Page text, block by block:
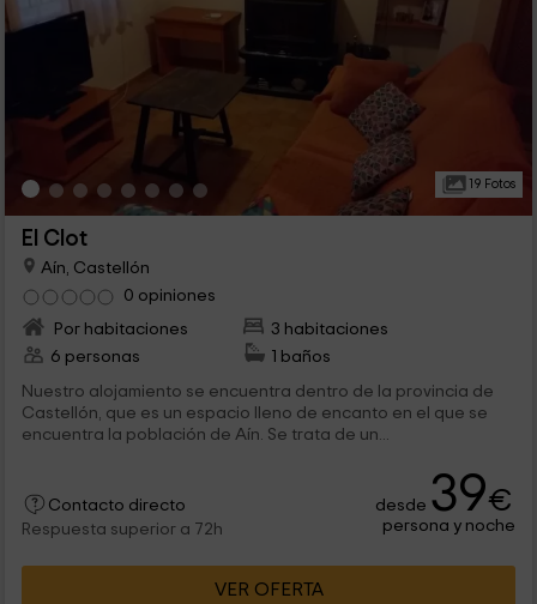
19 Fotos
El Clot
Aín, Castellón
0 opiniones
Por habitaciones
3 habitaciones
6 personas
1 baños
Nuestro alojamiento se encuentra dentro de la provincia de
Castellón, que es un espacio lleno de encanto en el que se
encuentra la población de Aín. Se trata de un...
Contacto directo
Respuesta superior a 72h
desde 39€
persona y noche
VER OFERTA